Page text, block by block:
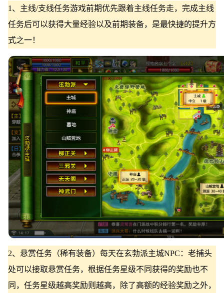
1、主线/支线任务游戏前期优先跟着主线任务走，完成主线
任务后可以获得大量经验以及前期装备，是最快捷的提升方
式之一！
2、悬赏任务（稀有装备）每天在玄勃派主城NPC：老捕头
处可以接取悬赏任务，根据任务星级不同获得的奖励也不
同，任务星级越高奖励则越高，除了高额的经验奖励之外，